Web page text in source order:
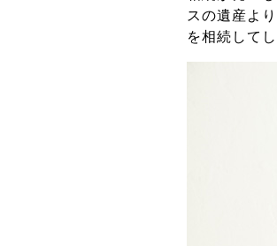
スの遺産よ
を相続して